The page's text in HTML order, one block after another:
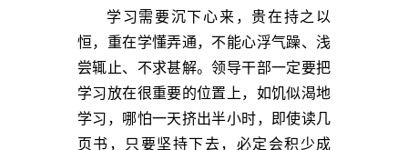
学习需要沉下心来，贵在持之以
恒，重在学懂弄通，不能心浮气躁、浅
尝辄止、不求甚解。领导干部一定要把
学习放在很重要的位置上，如饥似渴地
学习，哪怕一天挤出半小时，即使读几
页书，只要坚持下去，必定会积少成